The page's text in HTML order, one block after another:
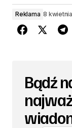
Reklama 8
Bądź